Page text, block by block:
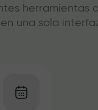
herramientas
una sola